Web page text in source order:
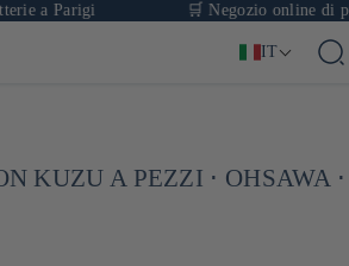
🛒 Negozio online di prodotti
IT
KUZU A PEZZI ⋅ OHSAWA